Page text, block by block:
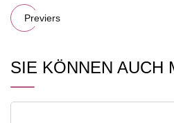
Previers
SIE KÖNNEN AUCH